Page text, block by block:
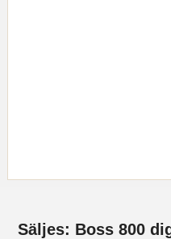
Säljes: Boss 800